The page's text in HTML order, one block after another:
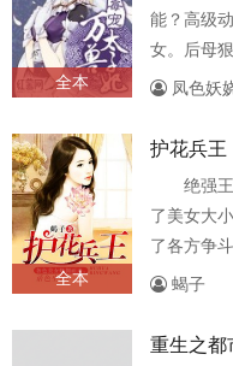
全本
能？高级
女。后母
在手，万
凤色妖
全本
护花兵王
绝强
了美女大
了各方争
警姐妹花
蝎子
重生之都